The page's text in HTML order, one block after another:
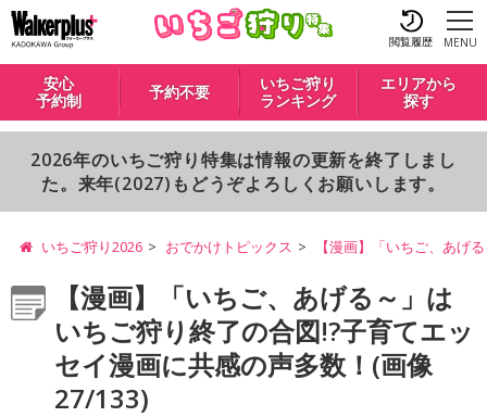
閲覧履歴 MENU
安心
予約制
予約不要
いちご狩り
ランキング
エリアから
探す
2026年のいちご狩り特集は情報の更新を終了しまし
た。来年(2027)もどうぞよろしくお願いします。
いちご狩り2026 おでかけトピックス 【漫画】「いちご、あげ
【漫画】「いちご、あげる～」は
いちご狩り終了の合図!?子育てエッ
セイ漫画に共感の声多数！(画像
27/133)